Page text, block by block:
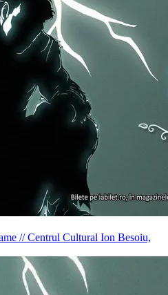
//Centrul Cultural Ion Besoiu,